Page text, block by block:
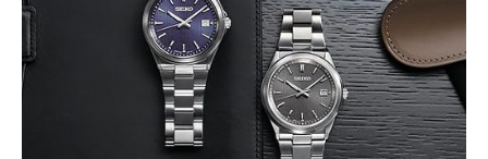
AI活用のいまが分かる
企業ITのトレンドを詳説
経営リーダーのコミュニティ